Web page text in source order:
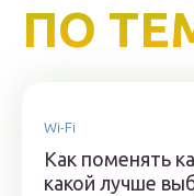
ПО
Wi-Fi
Как поменять
какой лучше